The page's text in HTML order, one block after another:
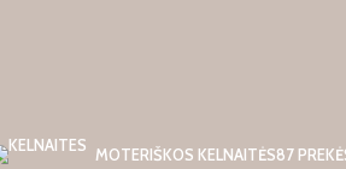
MOTERIŠKOS KELNAITĖS87